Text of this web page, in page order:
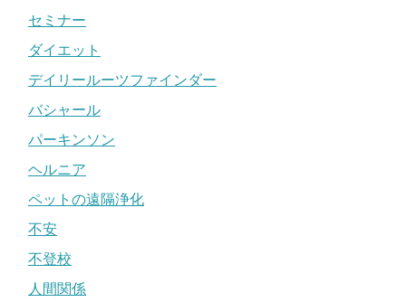
セミナー
ダイエット
デイリールーツファインダー
バシャール
パーキンソン
ヘルニア
ペットの遠隔浄化
不安
不登校
人間関係